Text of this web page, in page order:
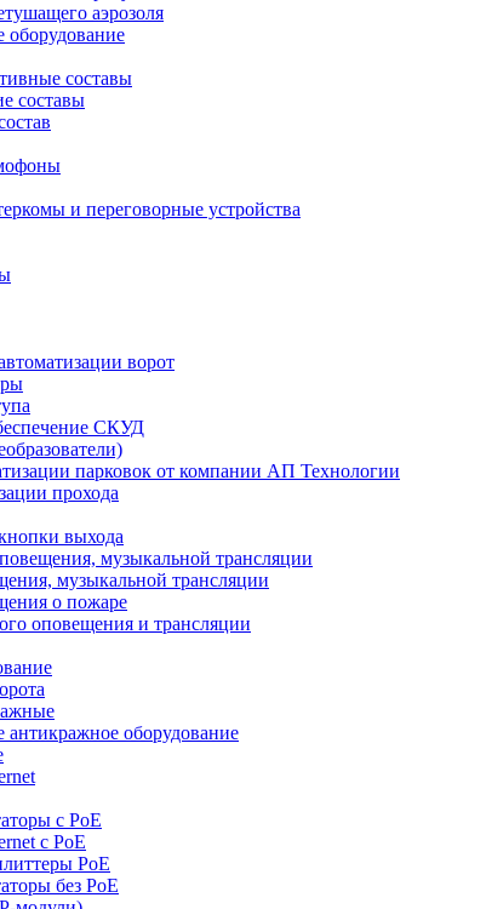
аэрозоля
оборудование
составы
составы
и переговорные устройства
ворот
СКУД
парковок от компании АП Технологии
прохода
выхода
музыкальной трансляции
музыкальной трансляции
о пожаре
оповещения и трансляции
антикражное оборудование
с РоЕ
с PoE
РоЕ
без РоЕ